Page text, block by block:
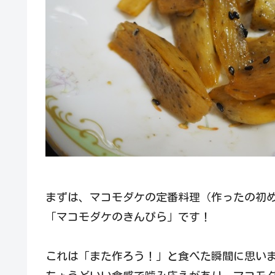
まずは、マコモダケの定番料理（作ったの初
「マコモダケのきんぴら」です！
これは「また作ろう！」と食べた瞬間に思い